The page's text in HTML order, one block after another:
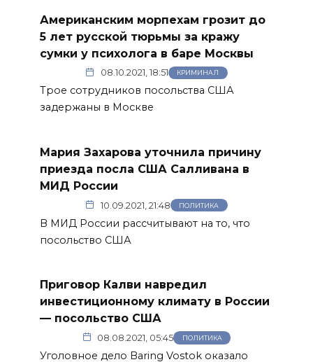
Американским морпехам грозит до
5 лет русской тюрьмы за кражу
сумки у психолога в баре Москвы
08.10.2021, 18:51 КРИМИНАЛ
Трое сотрудников посольства США
задержаны в Москве
Мария Захарова уточнила причину
приезда посла США Салливана в
МИД России
10.09.2021, 21:48 ПОЛИТИКА
В МИД России рассчитывают на то, что
посольство США
Приговор Калви навредил
инвестиционному климату в России
— посольство США
08.08.2021, 05:45 ПОЛИТИКА
Уголовное дело Baring Vostok оказало